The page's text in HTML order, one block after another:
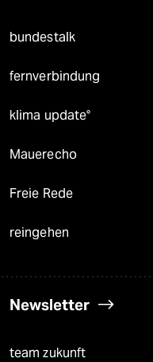
bundestalk
fernverbindung
klima update°
Mauerecho
Freie Rede
reingehen
Newsletter
team zukunft